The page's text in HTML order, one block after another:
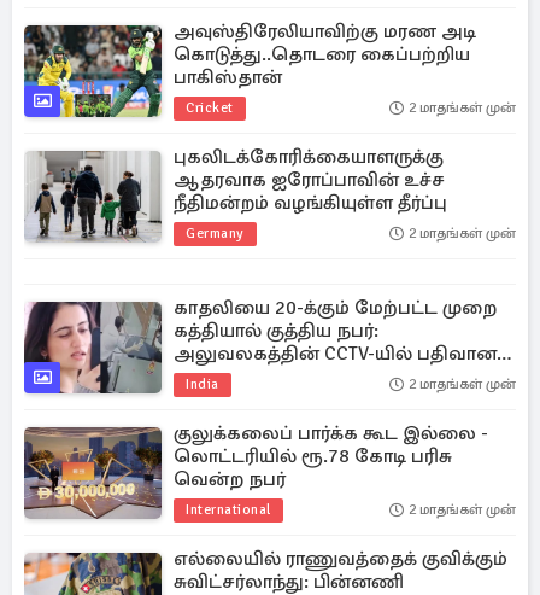
அவுஸ்திரேலியாவிற்கு மரண அடி
கொடுத்து..தொடரை கைப்பற்றிய
பாகிஸ்தான்
Cricket 2 மாதங்கள் முன்
புகலிடக்கோரிக்கையாளருக்கு
ஆதரவாக ஐரோப்பாவின் உச்ச
நீதிமன்றம் வழங்கியுள்ள தீர்ப்பு
Germany 2 மாதங்கள் முன்
காதலியை 20-க்கும் மேற்பட்ட முறை
கத்தியால் குத்திய நபர்:
அலுவலகத்தின் CCTV-யில் பதிவான
காட்சிகள்
India 2 மாதங்கள் முன்
குலுக்கலைப் பார்க்க கூட இல்லை -
லொட்டரியில் ரூ.78 கோடி பரிசு
வென்ற நபர்
International 2 மாதங்கள் முன்
எல்லையில் ராணுவத்தைக் குவிக்கும்
சுவிட்சர்லாந்து: பின்னணி